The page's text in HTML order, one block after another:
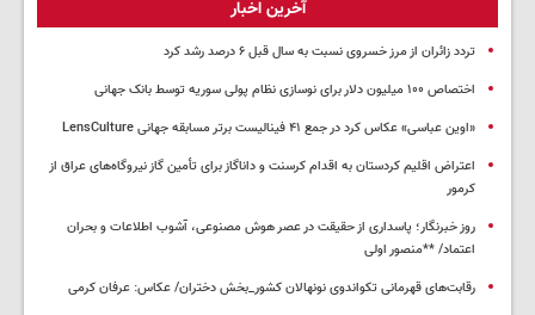
آخرین اخبار
تردد زائران از مرز خسروی نسبت به سال قبل ۶ درصد رشد کرد
اختصاص ۱۰۰ میلیون دلار برای نوسازی نظام پولی سوریه توسط بانک جهانی
«اوین عباسی» عکاس کرد در جمع ۴۱ فینالیست برتر مسابقه جهانی LensCulture
اعتراض اقلیم کردستان به اقدام کرسنت و داناگاز برای تأمین گاز نیروگاه‌های عراق از
کرمور
روز خبرنگار؛ پاسداری از حقیقت در عصر هوش مصنوعی، آشوب اطلاعات و بحران
اعتماد/ **منصور اولی
رقابت‌های قهرمانی تکواندوی نونهالان کشور_بخش دختران/ عکاس: عرفان کرمی